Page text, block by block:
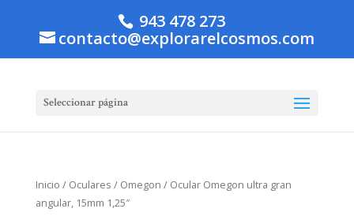
943 478 273
contacto@explorarelcosmos.com
Seleccionar página
Inicio / Oculares / Omegon / Ocular Omegon ultra gran
angular, 15mm 1,25″